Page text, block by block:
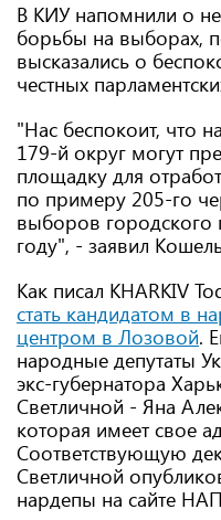
В КИУ напомнили о
борьбы на выборах,
высказались о
честных
"Нас беспокоит, что
179-й округ могут
площадку для
по примеру 205-го
выборов
году", - заявил
Как писал KHARKIV
стать кандидатом в
центром в Лозовой.
народные депутаты
экс-губернатора
Светличной - Яна
которая имеет свое
Соответствующую
Светличной
нардепы на сайте